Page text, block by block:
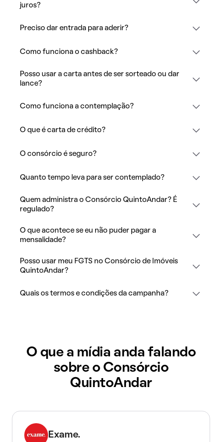
juros?
Preciso dar entrada para aderir?
Como funciona o cashback?
Posso usar a carta antes de ser sorteado ou dar
lance?
Como funciona a contemplação?
O que é carta de crédito?
O consórcio é seguro?
Quanto tempo leva para ser contemplado?
Quem administra o Consórcio QuintoAndar? É
regulado?
O que acontece se eu não puder pagar a
mensalidade?
Posso usar meu FGTS no Consórcio de Imóveis
QuintoAndar?
Quais os termos e condições da campanha?
O que a mídia anda falando
sobre o Consórcio
QuintoAndar
Exame.